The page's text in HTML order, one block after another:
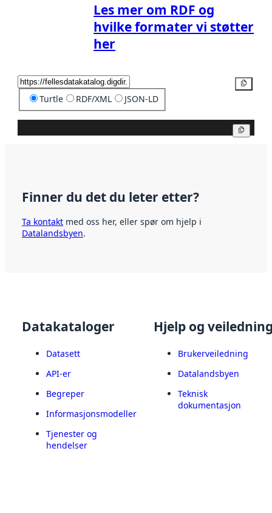
Les mer om RDF og
hvilke formater vi støtter
her
Turtle RDF/XML JSON-LD
Finner du det du leter etter?
Ta kontakt med oss her, eller spør om hjelp i
Datalandsbyen.
Datakataloger
Datasett
API-er
Begreper
Informasjonsmodeller
Tjenester og
hendelser
Hjelp og
Brukerveiledning
Datalandsbyen
Teknisk
dokumentasjon